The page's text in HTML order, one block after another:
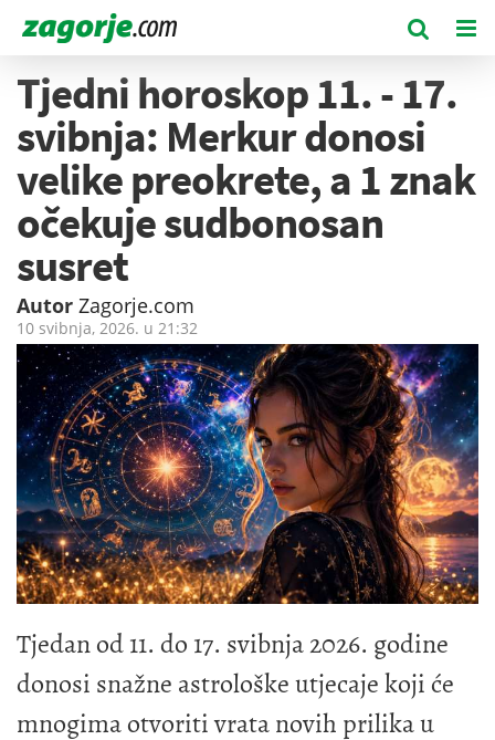
Tjedni horoskop 11. - 17.
svibnja: Merkur donosi
velike preokrete, a 1 znak
očekuje sudbonosan
susret
Autor Zagorje.com
10 svibnja, 2026. u 21:32
Tjedan od 11. do 17. svibnja 2026. godine
donosi snažne astrološke utjecaje koji će
mnogima otvoriti vrata novih prilika u